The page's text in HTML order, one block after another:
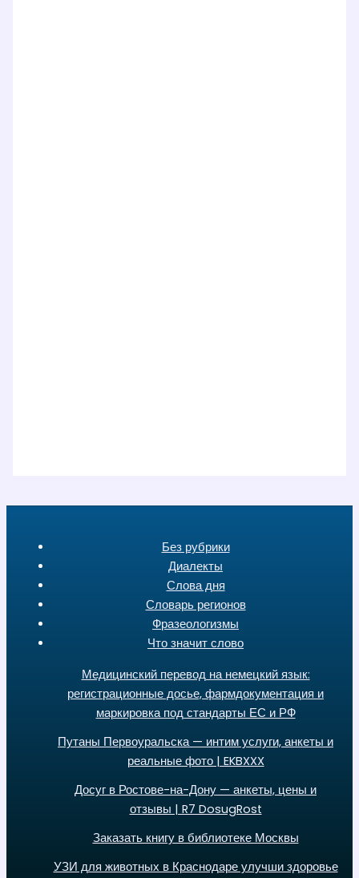
Без рубрики
Диалекты
Слова дня
Словарь регионов
Фразеологизмы
Что значит слово
Медицинский перевод на немецкий язык:
регистрационные досье, фармдокументация и
маркировка под стандарты ЕС и РФ
Путаны Первоуральска — интим услуги, анкеты и
реальные фото | EKBXXX
Досуг в Ростове-на-Дону — анкеты, цены и
отзывы | R7 DosugRost
Заказать книгу в библиотеке Москвы
УЗИ для животных в Краснодаре улучши здоровье